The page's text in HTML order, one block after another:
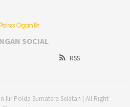
SOCIAL
RSS
Ilir Polda Sumatera Selatan | All Right